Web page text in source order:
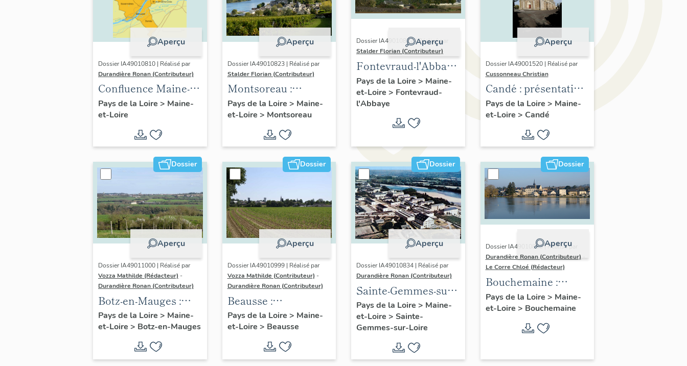
Aperçu
Dossier IA49010810 | Réalisé par
Durandière Ronan (Contributeur)
Confluence Maine-
Loire : présentation
de l'opération
thématique
Pays de la Loire > Maine-
et-Loire
Aperçu
Dossier IA49010823 | Réalisé par
Stalder Florian (Contributeur)
Montsoreau :
présentation de la
commune
Pays de la Loire > Maine-
et-Loire > Montsoreau
Aperçu
Dossier IA49010822 | Réalisé par
Stalder Florian (Contributeur)
Fontevraud-l'Abbaye
: présentation de la
commune
Pays de la Loire > Maine-
et-Loire > Fontevraud-
l'Abbaye
Aperçu
Dossier IA49001520 | Réalisé par
Cussonneau Christian
Candé : présentation
de la commune
Pays de la Loire > Maine-
et-Loire > Candé
Dossier
Aperçu
Dossier IA49011000 | Réalisé par
Vozza Mathilde (Rédacteur) -
Durandière Ronan (Contributeur)
Botz-en-Mauges :
présentation de la
commune
Pays de la Loire > Maine-
et-Loire > Botz-en-Mauges
Dossier
Aperçu
Dossier IA49010999 | Réalisé par
Vozza Mathilde (Contributeur) -
Durandière Ronan (Contributeur)
Beausse :
présentation de la
commune
Pays de la Loire > Maine-
et-Loire > Beausse
Dossier
Aperçu
Dossier IA49010834 | Réalisé par
Durandière Ronan (Contributeur)
Sainte-Gemmes-sur-
Loire : présentation
de la commune
Pays de la Loire > Maine-
et-Loire > Sainte-
Gemmes-sur-Loire
Dossier
Aperçu
Dossier IA49010833 | Réalisé par
Durandière Ronan (Contributeur)
Le Corre Chloé (Rédacteur)
Bouchemaine :
présentation de la
commune
Pays de la Loire > Maine-
et-Loire > Bouchemaine